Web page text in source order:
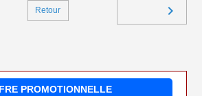
Retour
PROMOTIONNELLE